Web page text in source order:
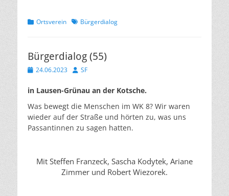
Kategorien
Ortsverein Schlagworte
Bürgerdialog
Bürgerdialog (55)
Veröffentlicht
24.06.2023 Autor
SF
in Lausen-Grünau an der Kotsche.
Was bewegt die Menschen im WK 8? Wir waren
wieder auf der Straße und hörten zu, was uns
Passantinnen zu sagen hatten.
Mit Steffen Franzeck, Sascha Kodytek, Ariane
Zimmer und Robert Wiezorek.